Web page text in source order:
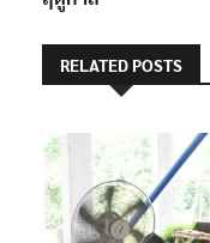
RELATED POSTS